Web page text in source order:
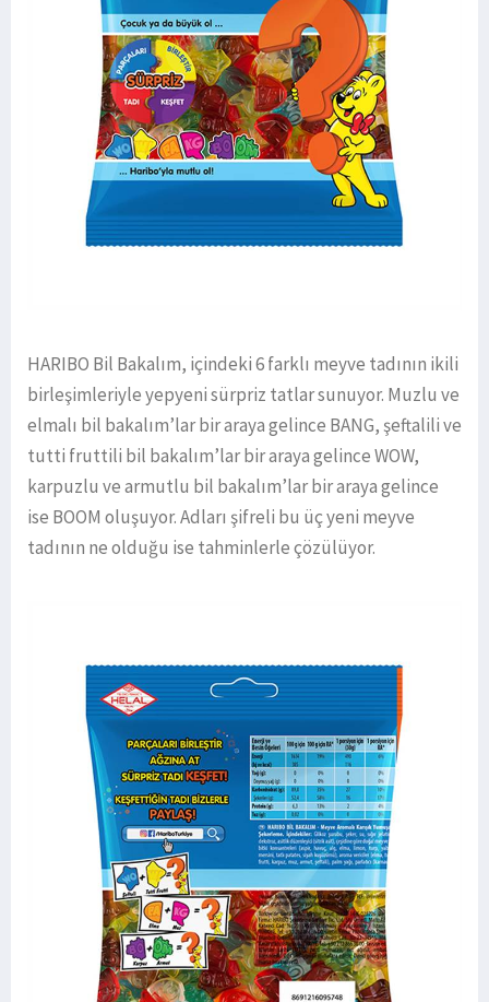
HARIBO Bil Bakalım, içindeki 6 farklı meyve tadının ikili
birleşimleriyle yepyeni sürpriz tatlar sunuyor. Muzlu ve
elmalı bil bakalım’lar bir araya gelince BANG, şeftalili ve
tutti fruttili bil bakalım’lar bir araya gelince WOW,
karpuzlu ve armutlu bil bakalım’lar bir araya gelince
ise BOOM oluşuyor. Adları şifreli bu üç yeni meyve
tadının ne olduğu ise tahminlerle çözülüyor.